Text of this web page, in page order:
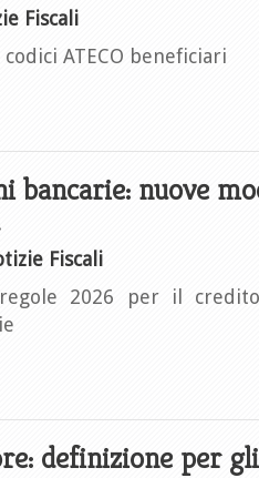
Fiscali
ATECO beneficiari
bancarie: nuove
Fiscali
regole 2026 per il
definizione per